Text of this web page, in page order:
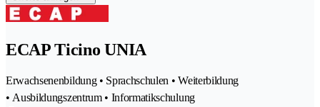
ECAP Ticino UNIA
Erwachsenenbildung • Sprachschulen • Weiterbildung
• Ausbildungszentrum • Informatikschulung